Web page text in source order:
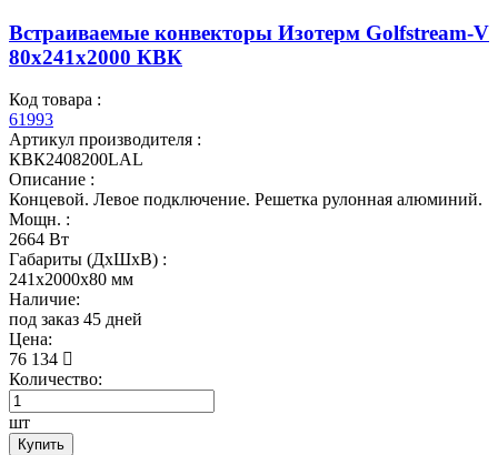
Встраиваемые конвекторы Изотерм Golfstream-V
80x241x2000 КВК
Код товара :
61993
Артикул производителя :
КВК2408200LAL
Описание :
Концевой. Левое подключение. Решетка рулонная алюминий.
Мощн. :
2664 Вт
Габариты (ДхШхВ) :
241x2000x80 мм
Наличие:
под заказ 45 дней
Цена:
76 134
Количество:
шт
Купить